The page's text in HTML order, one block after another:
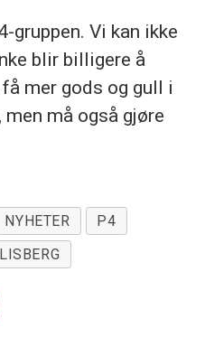
gruppen. Vi kan ikke
blir billigere å
mer gods og gull i
må også gjøre
NYHETER
P4